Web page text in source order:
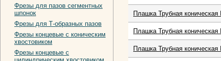
Фрезы для пазов сегментных
шпонок
Фрезы для Т-образных пазов
Фрезы концевые с коническим
хвостовиком
Фрезы концевые с
Плашка Трубная
Плашка Трубная
Плашка Трубная